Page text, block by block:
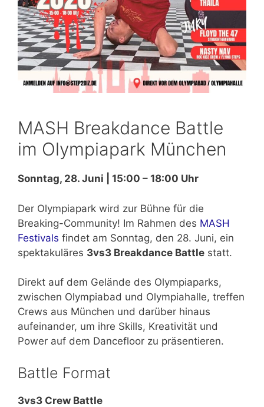
MASH Breakdance Battle
im Olympiapark München
Sonntag, 28. Juni | 15:00 – 18:00 Uhr
Der Olympiapark wird zur Bühne für die
Breaking-Community! Im Rahmen des MASH
Festivals findet am Sonntag, den 28. Juni, ein
spektakuläres 3vs3 Breakdance Battle statt.
Direkt auf dem Gelände des Olympiaparks,
zwischen Olympiabad und Olympiahalle, treffen
Crews aus München und darüber hinaus
aufeinander, um ihre Skills, Kreativität und
Power auf dem Dancefloor zu präsentieren.
Battle Format
3vs3 Crew Battle